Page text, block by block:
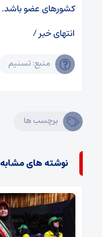
کشورهای عضو باشد.
انتهای خبر /
منبع: تسنیم
برچسب ها
نوشته های مشابه